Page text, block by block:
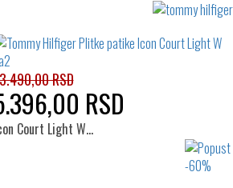
RSD
RSD
Court Light W…